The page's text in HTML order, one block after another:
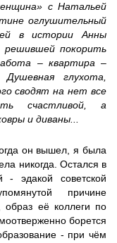
с Натальей
оглушительный
в истории Анны
решившей покорить
– квартира –
глухота,
сводят на нет все
счастливой, а
и диваны...
он вышел, я была
никогда. Остался в
- эдакой советской
причине
образ её коллеги по
борется
- при чём